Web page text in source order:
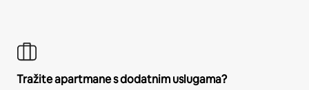
Tražite apartmane s dodatnim uslugama?